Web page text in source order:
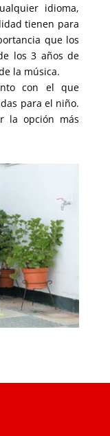
idioma,
tienen para
que los
los 3 años de
la música.
con el que
para el niño.
la opción más